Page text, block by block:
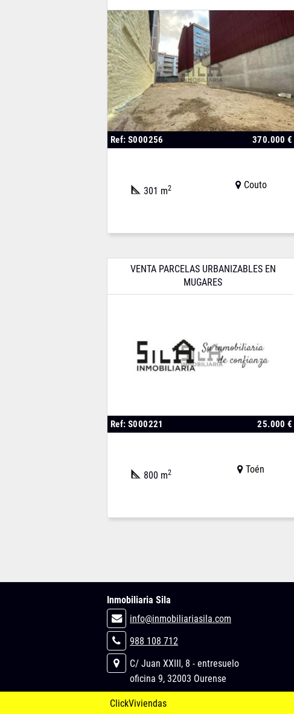
Ref: S000256 370.000 €
301 m2 Couto
VENTA PARCELAS URBANIZABLES EN
MUGARES
Ref: S000221 25.000 €
800 m2 Toén
Inmobiliaria Sila
info@inmobiliariasila.com
988 108 712
C/ Juan XXIII, 8 - entresuelo
oficina 9, 32003 Ourense
ClickViviendas